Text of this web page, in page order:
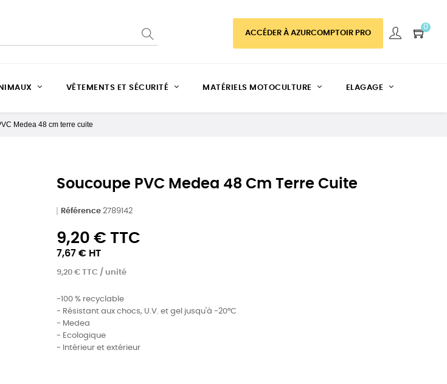
ACCÉDER À AZURCOMPTOIR PRO
0
VÊTEMENTS ET SÉCURITÉ MATÉRIELS MOTOCULTURE ELAGAGE
Medea 48 cm terre cuite
Soucoupe PVC Medea 48 Cm Terre Cuite
Référence 2789142
9,20 € TTC
7,67 € HT
9,20 € TTC / unité
-100 % recyclable
- Résistant aux chocs, U.V. et gel jusqu'à -20°C
- Medea
- Ecologique
- Intérieur et extérieur